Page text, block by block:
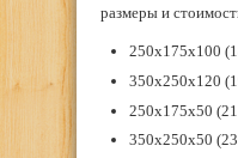
размеры и
250x175x100
350x250x120
250x175x50
350x250x50